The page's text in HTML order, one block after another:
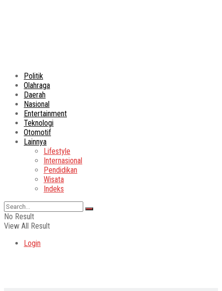
Politik
Olahraga
Daerah
Nasional
Entertainment
Teknologi
Otomotif
Lainnya
Lifestyle
Internasional
Pendidikan
Wisata
Indeks
No Result
View All Result
Login